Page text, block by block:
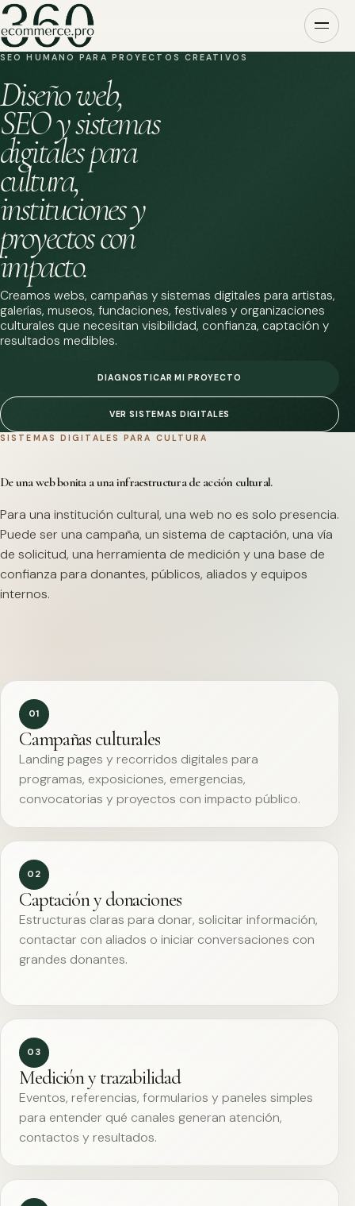
SEO HUMANO PARA PROYECTOS CREATIVOS
Diseño web,
SEO y sistemas
digitales para
cultura,
instituciones y
proyectos con
impacto.
Creamos webs, campañas y sistemas digitales para artistas,
galerías, museos, fundaciones, festivales y organizaciones
culturales que necesitan visibilidad, confianza, captación y
resultados medibles.
DIAGNOSTICAR MI PROYECTO
VER SISTEMAS DIGITALES
SISTEMAS DIGITALES PARA CULTURA
De una web bonita a una infraestructura de acción cultural.
Para una institución cultural, una web no es solo presencia.
Puede ser una campaña, un sistema de captación, una vía
de solicitud, una herramienta de medición y una base de
confianza para donantes, públicos, aliados y equipos
internos.
01
Campañas culturales
Landing pages y recorridos digitales para
programas, exposiciones, emergencias,
convocatorias y proyectos con impacto público.
02
Captación y donaciones
Estructuras claras para donar, solicitar información,
contactar con aliados o iniciar conversaciones con
grandes donantes.
03
Medición y trazabilidad
Eventos, referencias, formularios y paneles simples
para entender qué canales generan atención,
contactos y resultados.